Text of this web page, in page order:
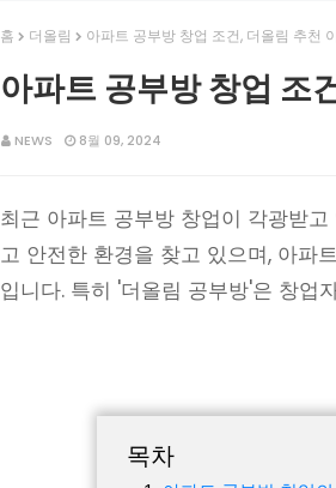
홈 더올림 아파트 공부방 창업 조건, 더올림 추천
아파트 공부방 창업 조
NEWS 8월 09, 2024
최근 아파트 공부방 창업이 각광받
고 안전한 환경을 찾고 있으며, 아파
입니다. 특히 '더올림 공부방'은 창업
목차